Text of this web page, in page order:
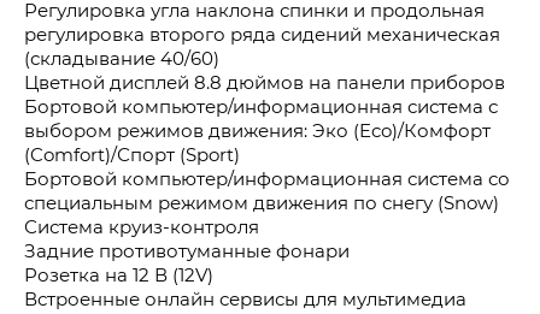
Регулировка угла наклона спинки и продольная
регулировка второго ряда сидений механическая
(складывание 40/60)
Цветной дисплей 8.8 дюймов на панели приборов
Бортовой компьютер/информационная система с
выбором режимов движения: Эко (Eco)/Комфорт
(Comfort)/Спорт (Sport)
Бортовой компьютер/информационная система со
специальным режимом движения по снегу (Snow)
Система круиз-контроля
Задние противотуманные фонари
Розетка на 12 В (12V)
Встроенные онлайн сервисы для мультимедиа